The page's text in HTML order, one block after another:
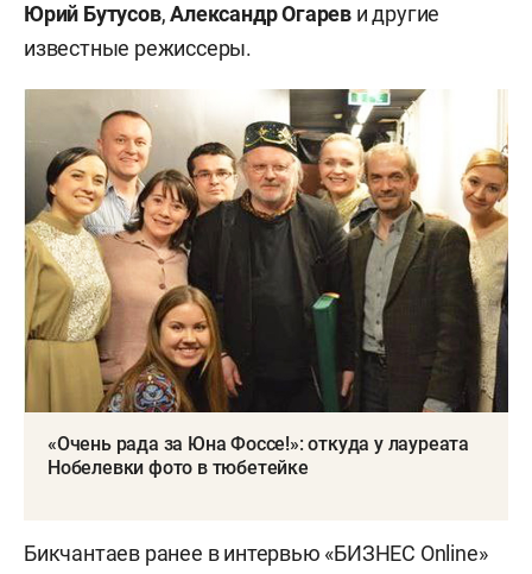
Юрий Бутусов,Александр Огарев и другие
известные режиссеры.
«Очень рада за Юна Фоссе!»: откуда у лауреата
Нобелевки фото в тюбетейке
Бикчантаев ранее в интервью «БИЗНЕС Online»